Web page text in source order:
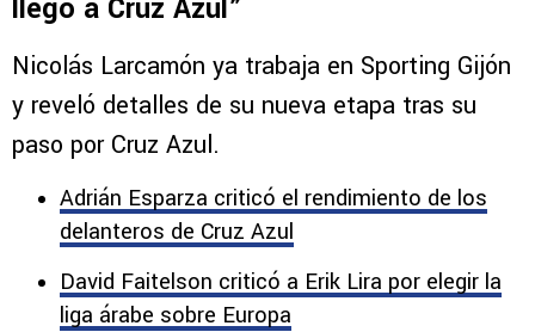
llegó a Cruz Azul”
Nicolás Larcamón ya trabaja en Sporting Gijón
y reveló detalles de su nueva etapa tras su
paso por Cruz Azul.
Adrián Esparza criticó el rendimiento de los
delanteros de Cruz Azul
David Faitelson criticó a Erik Lira por elegir la
liga árabe sobre Europa